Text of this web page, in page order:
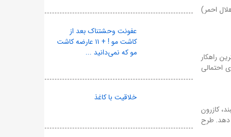
احمر)
راهکار
احتمالی
کازرون
دهد. طرح
عفونت وحشتناک بعد از
کاشت مو ! + ۱۱ عارضه کاشت
مو که نمی‌دانید ...
خلاقیت با کاغذ